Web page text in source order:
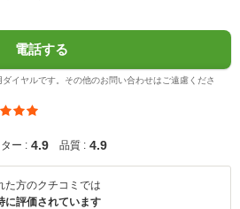
電話する
イヤルです。その他のお問い合わせはご遠慮くださ
ー : 4.9 品質 : 4.9
た方のクチコミでは
に評価されています